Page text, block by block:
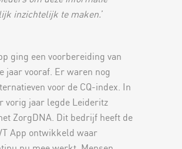
inzichtelijk te maken.’
ging een voorbereiding van
jaar vooraf. Er waren nog
voor de CQ-index. In
vorig jaar legde Leideritz
ZorgDNA. Dit bedrijf heeft de
App ontwikkeld waar